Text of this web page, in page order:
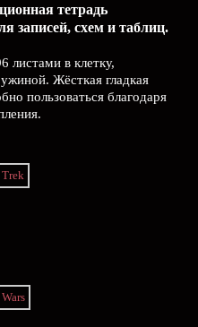
тетрадь
записей, схем и таблиц.
листами в клетку,
Жёсткая гладкая
пользоваться благодаря